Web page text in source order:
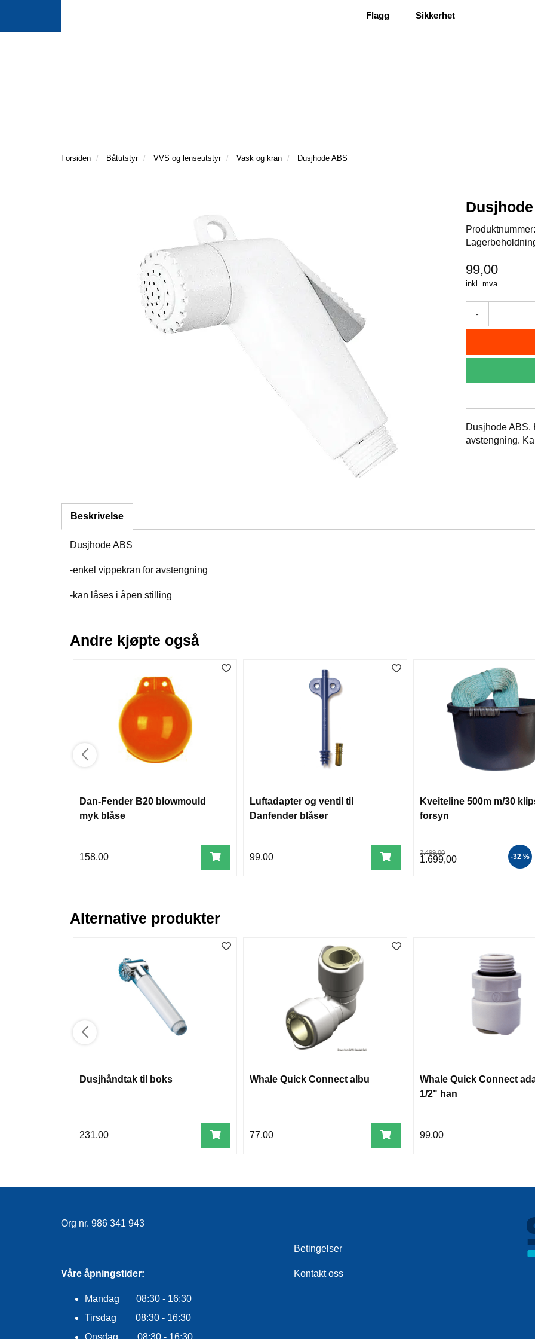
Flagg Sikkerhet
Forsiden Båtutstyr VVS og lenseutstyr Vask og kran Dusjhode ABS
Produktnummer:
99,00
inkl. mva.
-
Dusjhode ABS.
avstengning.
Beskrivelse
Dusjhode ABS
-enkel vippekran for avstengning
-kan låses i åpen stilling
Andre kjøpte også
Dan-Fender B20 blowmould
myk blåse
158,00
Luftadapter og ventil til
Danfender blåser
99,00
Kveiteline 500m m/30
forsyn
2.499,00
1.699,00 -32 %
Alternative produkter
Dusjhåndtak til boks
231,00
Whale Quick Connect albu
77,00
Whale Quick Connect
1/2" han
99,00
Org nr. 986 341 943
Våre åpningstider:
Mandag 08:30 - 16:30
Tirsdag 08:30 - 16:30
Onsdag 08:30 - 16:30
Betingelser
Kontakt oss